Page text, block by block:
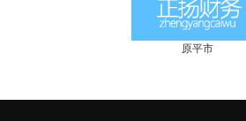
原平市